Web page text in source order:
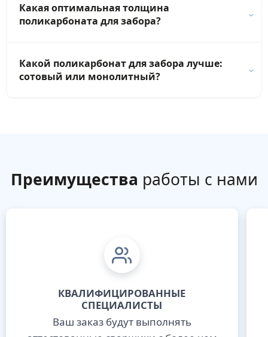
Какая оптимальная толщина
поликарбоната для забора?
Какой поликарбонат для забора лучше:
сотовый или монолитный?
Преимущества работы с нами
КВАЛИФИЦИРОВАННЫЕ
СПЕЦИАЛИСТЫ
Ваш заказ будут выполнять